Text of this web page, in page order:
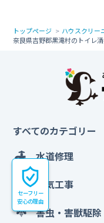
トップページ ハウスクリー
奈良県吉野郡黒滝村のトイレ
セーフリー
安心の理由
すべてのカテゴリー
水道修理
電気工事
害虫・害獣駆除